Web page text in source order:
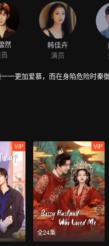
然
韩佳卉
演员
一更加爱慕，而在身陷危险时秦
VIP
全24集
VIP